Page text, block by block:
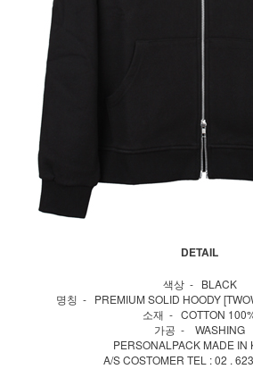
DETAIL
색상 - BLACK
명칭 - PREMIUM SOLID HOODY
소재 - COTTON
가공 - WASHING
PERSONALPACK MADE IN
A/S COSTOMER TEL : 02 .